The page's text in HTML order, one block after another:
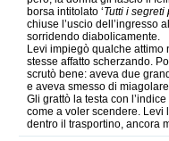
borsa intitolato ‘Tutti i segreti
chiuse l’uscio dell’ingresso
sorridendo diabolicamente.
Levi impiegò qualche attimo
stesse affatto scherzando.
scrutò bene: aveva due
e aveva smesso di
Gli grattò la testa con
come a voler scendere.
dentro il trasportino, ancora